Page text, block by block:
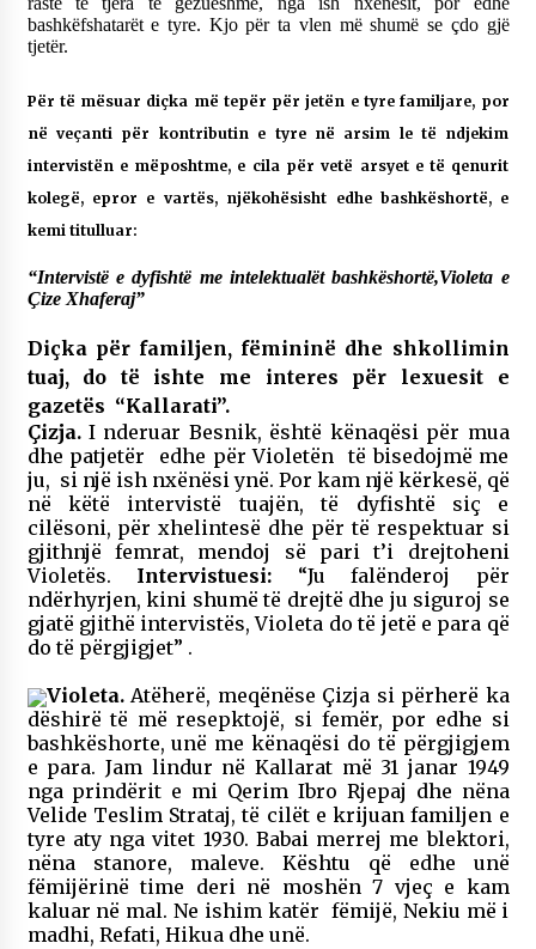
bashkëfshatarët e tyre. Kjo për ta vlen më shumë se çdo gjë
tjetër.
Për të mësuar diçka më tepër për jetën e tyre familjare, por
në veçanti për kontributin e tyre në arsim le të ndjekim
intervistën e mëposhtme, e cila për vetë arsyet e të qenurit
kolegë, epror e vartës, njëkohësisht edhe bashkëshortë, e
kemi titulluar:
“Intervistë e dyfishtë me intelektualët bashkëshortë,Violeta e
Çize Xhaferaj”
Diçka për familjen, fëmininë dhe shkollimin
tuaj, do të ishte me interes për lexuesit e
gazetës “Kallarati”.
Çizja. I nderuar Besnik, është kënaqësi për mua
dhe patjetër edhe për Violetën të bisedojmë me
ju, si një ish nxënësi ynë. Por kam një kërkesë, që
në këtë intervistë tuajën, të dyfishtë siç e
cilësoni, për xhelintesë dhe për të respektuar si
gjithnjë femrat, mendoj së pari t’i drejtoheni
Violetës. Intervistuesi: “Ju falënderoj për
ndërhyrjen, kini shumë të drejtë dhe ju siguroj se
gjatë gjithë intervistës, Violeta do të jetë e para që
do të përgjigjet” .
Violeta. Atëherë, meqënëse Çizja si përherë ka
dëshirë të më resepktojë, si femër, por edhe si
bashkëshorte, unë me kënaqësi do të përgjigjem
e para. Jam lindur në Kallarat më 31 janar 1949
nga prindërit e mi Qerim Ibro Rjepaj dhe nëna
Velide Teslim Strataj, të cilët e krijuan familjen e
tyre aty nga vitet 1930. Babai merrej me blektori,
nëna stanore, maleve. Kështu që edhe unë
fëmijërinë time deri në moshën 7 vjeç e kam
kaluar në mal. Ne ishim katër fëmijë, Nekiu më i
madhi, Refati, Hikua dhe unë.